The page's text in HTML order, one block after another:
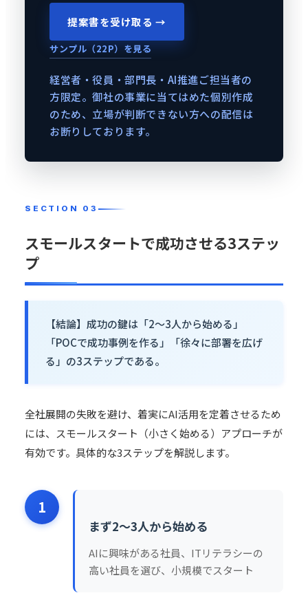
提案書を受け取る →
サンプル（22P）を見る
経営者・役員・部門長・AI推進ご担当者の
方限定。御社の事業に当てはめた個別作成
のため、立場が判断できない方への配信は
お断りしております。
スモールスタートで成功させる3ステッ
プ
【結論】成功の鍵は「2〜3人から始める」
「POCで成功事例を作る」「徐々に部署を広げ
る」の3ステップである。
全社展開の失敗を避け、着実にAI活用を定着させるため
には、スモールスタート（小さく始める）アプローチが
有効です。具体的な3ステップを解説します。
1
まず2〜3人から始める
AIに興味がある社員、ITリテラシーの
高い社員を選び、小規模でスタート